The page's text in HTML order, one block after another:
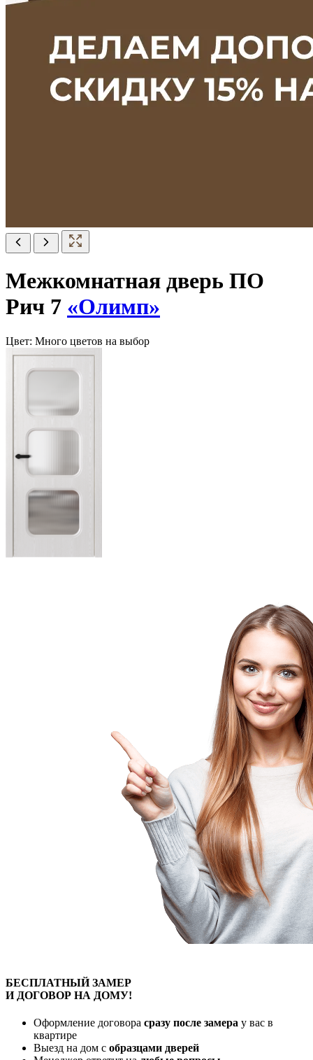
Межкомнатная дверь ПО
Рич 7 «Олимп»
Цвет: Много цветов на выбор
БЕСПЛАТНЫЙЗАМЕР
И ДОГОВОР НА ДОМУ!
Оформление договора сразу после замера у вас в
квартире
Выезд на дом с образцами дверей